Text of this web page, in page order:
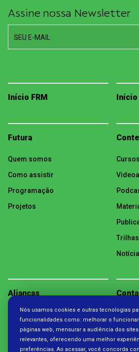
Assine nossa Newsletter
SEU E-MAIL
Início FRM Início
Futura
Quem somos
Como assistir
Programação
Projetos
Trilhas
Alianças
Nós usamos cookies e outras tecnologias
funcionalidades como: melhorar o
páginas web, mensurar a audiência dos
relevantes, oferecendo uma melhor
preferências. Ao acessar, você concorda